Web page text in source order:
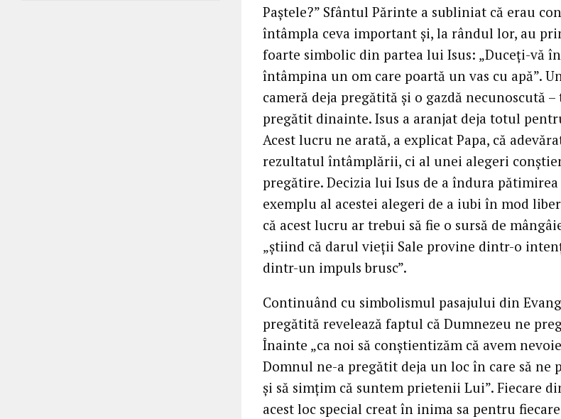
Paștele?” Sfântul Părinte a subliniat că erau
întâmpla ceva important și, la rândul lor, au
foarte simbolic din partea lui Isus: „Duceți-vă
întâmpina un om care poartă un vas cu apă”.
cameră deja pregătită și o gazdă necunoscută
pregătit dinainte. Isus a aranjat deja totul
Acest lucru ne arată, a explicat Papa, că
rezultatul întâmplării, ci al unei alegeri
pregătire. Decizia lui Isus de a îndura pătimirea
exemplu al acestei alegeri de a iubi în mod
că acest lucru ar trebui să fie o sursă de
„știind că darul vieții Sale provine dintr-o
dintr-un impuls brusc”.
Continuând cu simbolismul pasajului din
pregătită revelează faptul că Dumnezeu ne
Înainte „ca noi să conștientizăm că avem
Domnul ne-a pregătit deja un loc în care să ne
și să simțim că suntem prietenii Lui”. Fiecare
acest loc special creat în inima sa pentru